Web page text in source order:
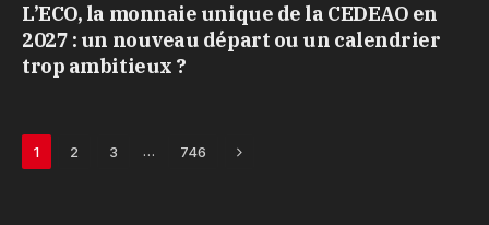
L’ECO, la monnaie unique de la CEDEAO en
2027 : un nouveau départ ou un calendrier
trop ambitieux ?
1 2 3 … 746 Next